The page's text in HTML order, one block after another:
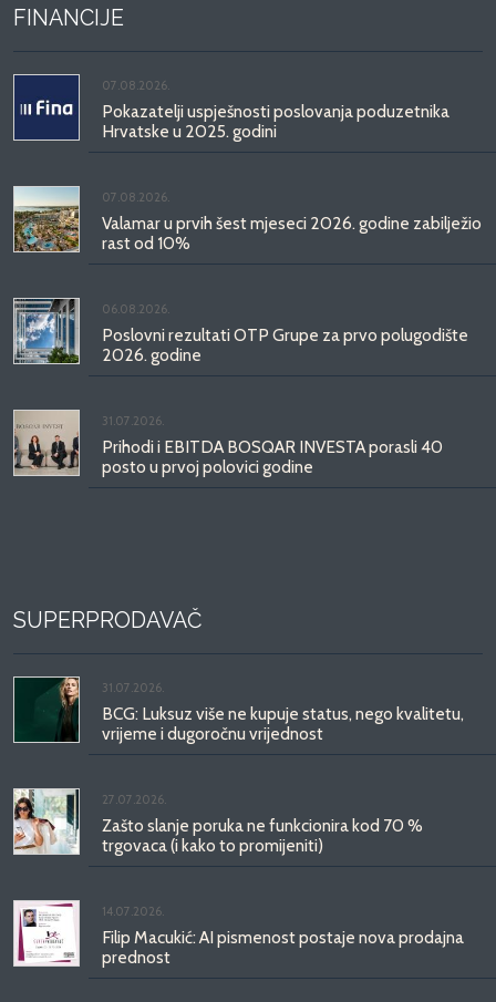
FINANCIJE
07.08.2026.
Pokazatelji uspješnosti poslovanja poduzetnika
Hrvatske u 2025. godini
07.08.2026.
Valamar u prvih šest mjeseci 2026. godine zabilježio
rast od 10%
06.08.2026.
Poslovni rezultati OTP Grupe za prvo polugodište
2026. godine
31.07.2026.
Prihodi i EBITDA BOSQAR INVESTA porasli 40
posto u prvoj polovici godine
SUPERPRODAVAČ
31.07.2026.
BCG: Luksuz više ne kupuje status, nego kvalitetu,
vrijeme i dugoročnu vrijednost
27.07.2026.
Zašto slanje poruka ne funkcionira kod 70 %
trgovaca (i kako to promijeniti)
14.07.2026.
Filip Macukić: AI pismenost postaje nova prodajna
prednost